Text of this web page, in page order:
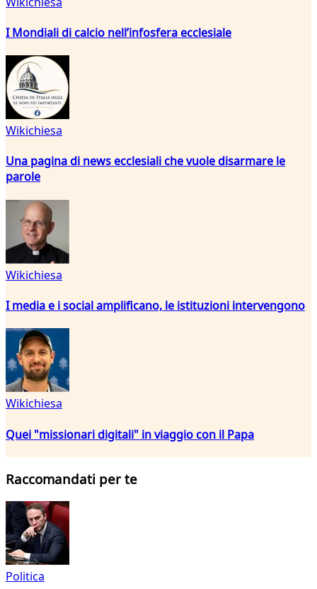
I Mondiali di calcio nell’infosfera ecclesiale
Wikichiesa
Una pagina di news ecclesiali che vuole disarmare le
parole
Wikichiesa
I media e i social amplificano, le istituzioni intervengono
Wikichiesa
Quei "missionari digitali" in viaggio con il Papa
Raccomandati per te
Politica